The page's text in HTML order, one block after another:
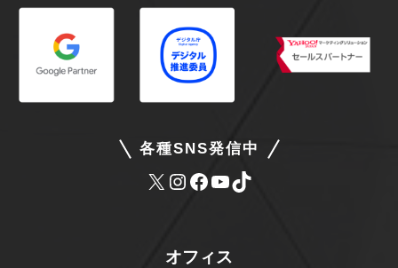
各種SNS発信中
オフィス